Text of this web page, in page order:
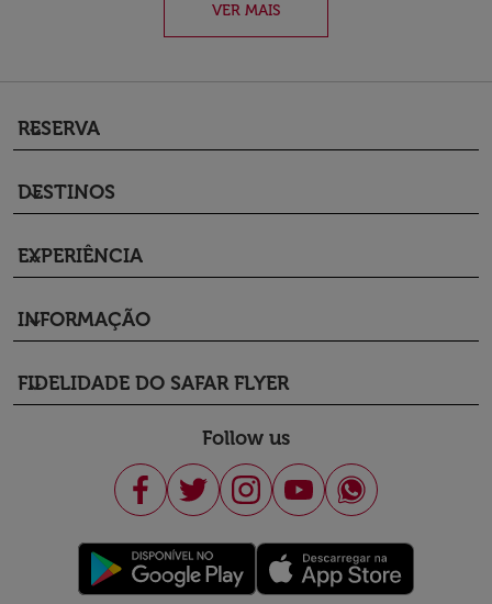
VER MAIS
RESERVA
keyboard_arrow_down
DESTINOS
keyboard_arrow_down
EXPERIÊNCIA
keyboard_arrow_down
INFORMAÇÃO
keyboard_arrow_down
FIDELIDADE DO SAFAR FLYER
keyboard_arrow_down
Follow us